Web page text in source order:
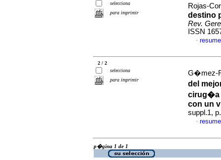
selecciona
para imprimir
Rojas-
destino
Rev.
ISSN
·
2 / 2
selecciona
para imprimir
G�mez-
del
cirug�a
con un
suppl.1,
·
p�gina 1 de 1